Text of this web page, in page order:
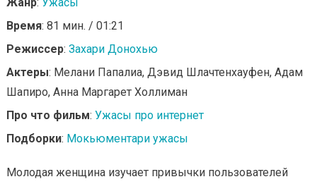
Время: 81 мин. / 01:21
Режиссер: Захари Донохью
Актеры: Мелани Папалиа, Дэвид Шлачтенхауфен, Адам
Шапиро, Анна Маргарет Холлиман
Про что фильм: Ужасы про интернет
Подборки: Мокьюментари ужасы
Молодая женщина изучает привычки пользователей